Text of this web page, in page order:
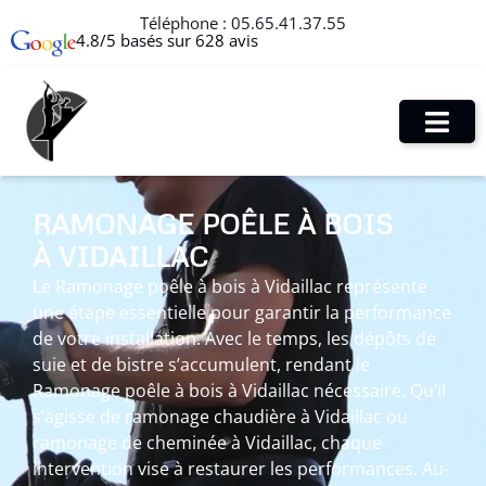
Téléphone : 05.65.41.37.55
4.8/5 basés sur 628 avis
RAMONAGE POÊLE À BOIS
À VIDAILLAC
Le Ramonage poêle à bois à Vidaillac représente
une étape essentielle pour garantir la performance
de votre installation. Avec le temps, les dépôts de
suie et de bistre s’accumulent, rendant le
Ramonage poêle à bois à Vidaillac nécessaire. Qu’il
s’agisse de ramonage chaudière à Vidaillac ou
ramonage de cheminée à Vidaillac, chaque
intervention vise à restaurer les performances. Au-